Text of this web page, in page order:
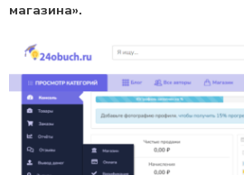
магазина».